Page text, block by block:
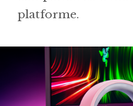
platforme.